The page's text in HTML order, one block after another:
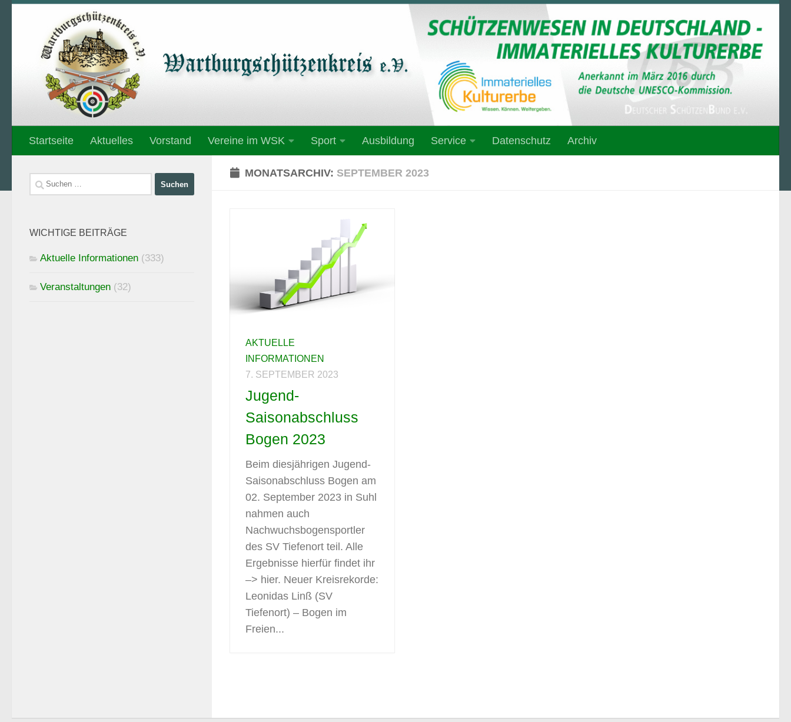
Unter dem Inhalt
Startseite Aktuelles Vorstand Vereine im WSK Sport Ausbildung Service Datenschutz Archiv
MONATSARCHIV: SEPTEMBER 2023
AKTUELLE
INFORMATIONEN
7. SEPTEMBER 2023
Jugend-
Saisonabschluss
Bogen 2023
Beim diesjährigen Jugend-
Saisonabschluss Bogen am
02. September 2023 in Suhl
nahmen auch
Nachwuchsbogensportler
des SV Tiefenort teil. Alle
Ergebnisse hierfür findet ihr
–> hier. Neuer Kreisrekorde:
Leonidas Linß (SV
Tiefenort) – Bogen im
Freien...
Suchen
nach:
WICHTIGE BEITRÄGE
Aktuelle Informationen (333)
Veranstaltungen (32)